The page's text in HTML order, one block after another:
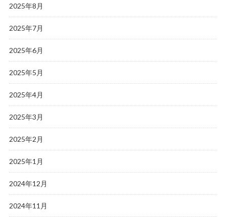
2025年8月
2025年7月
2025年6月
2025年5月
2025年4月
2025年3月
2025年2月
2025年1月
2024年12月
2024年11月